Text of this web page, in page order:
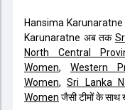
Hansima
Karunaratne अब तक
North Central
Women, Western
Women,Sri Lanka
Women जैसी टीमों के